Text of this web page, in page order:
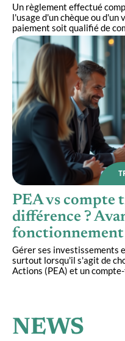
Un règlement effectué
l'usage d'un chèque ou
paiement soit qualifié de
PEA vs compte
différence ?
fonctionnement
Gérer ses investissements
surtout lorsqu'il s'agit de
Actions (PEA) et un
NEWS